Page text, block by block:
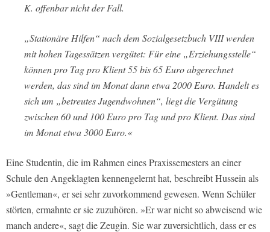
K. offenbar nicht der Fall.
„Stationäre Hilfen“ nach dem Sozialgesetzbuch VIII werden
mit hohen Tagessätzen vergütet: Für eine „Erziehungsstelle“
können pro Tag pro Klient 55 bis 65 Euro abgerechnet
werden, das sind im Monat dann etwa 2000 Euro. Handelt es
sich um „betreutes Jugendwohnen“, liegt die Vergütung
zwischen 60 und 100 Euro pro Tag und pro Klient. Das sind
im Monat etwa 3000 Euro.«
Eine Studentin, die im Rahmen eines Praxissemesters an einer
Schule den Angeklagten kennengelernt hat, beschreibt Hussein als
»Gentleman«, er sei sehr zuvorkommend gewesen. Wenn Schüler
störten, ermahnte er sie zuzuhören. »Er war nicht so abweisend wie
manch andere«, sagt die Zeugin. Sie war zuversichtlich, dass er es